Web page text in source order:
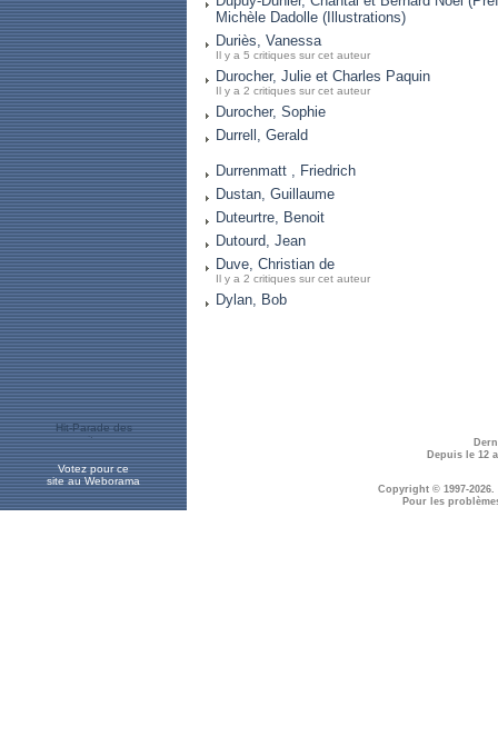
Michèle Dadolle (Illustrations)
Duriès, Vanessa
Il y a 5 critiques sur cet auteur
Durocher, Julie et Charles Paquin
Il y a 2 critiques sur cet auteur
Durocher, Sophie
Durrell, Gerald
Durrenmatt , Friedrich
Dustan, Guillaume
Duteurtre, Benoit
Dutourd, Jean
Duve, Christian de
Il y a 2 critiques sur cet auteur
Dylan, Bob
Votez pour ce
site au Weborama
Depuis le 12
Copyright © 1997-2026.
Pour les